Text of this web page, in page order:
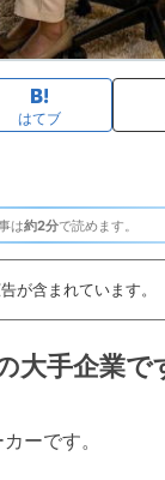
はてブ
は約2分で読めます。
が含まれています。
手企業で
ーです。